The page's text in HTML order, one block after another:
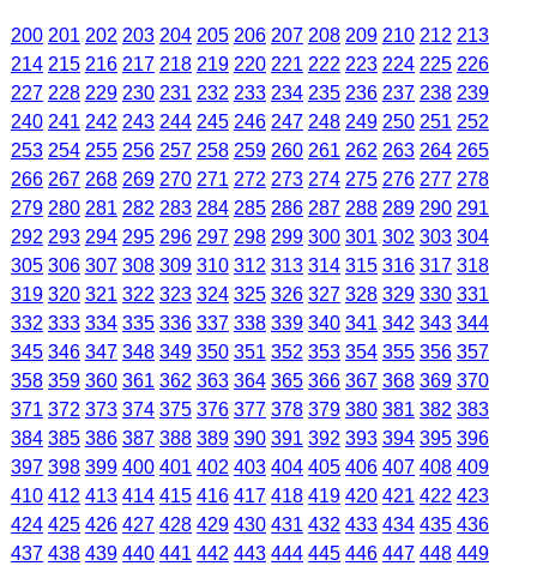
200 201 202 203 204 205 206 207 208 209 210 212 213
214 215 216 217 218 219 220 221 222 223 224 225 226
227 228 229 230 231 232 233 234 235 236 237 238 239
240 241 242 243 244 245 246 247 248 249 250 251 252
253 254 255 256 257 258 259 260 261 262 263 264 265
266 267 268 269 270 271 272 273 274 275 276 277 278
279 280 281 282 283 284 285 286 287 288 289 290 291
292 293 294 295 296 297 298 299 300 301 302 303 304
305 306 307 308 309 310 312 313 314 315 316 317 318
319 320 321 322 323 324 325 326 327 328 329 330 331
332 333 334 335 336 337 338 339 340 341 342 343 344
345 346 347 348 349 350 351 352 353 354 355 356 357
358 359 360 361 362 363 364 365 366 367 368 369 370
371 372 373 374 375 376 377 378 379 380 381 382 383
384 385 386 387 388 389 390 391 392 393 394 395 396
397 398 399 400 401 402 403 404 405 406 407 408 409
410 412 413 414 415 416 417 418 419 420 421 422 423
424 425 426 427 428 429 430 431 432 433 434 435 436
437 438 439 440 441 442 443 444 445 446 447 448 449